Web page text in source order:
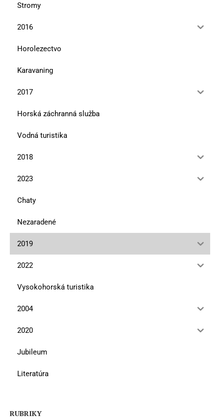
Stromy
2016
Horolezectvo
Karavaning
2017
Horská záchranná služba
Vodná turistika
2018
2023
Chaty
Nezaradené
2019
2022
Vysokohorská turistika
2004
2020
Jubileum
Literatúra
RUBRIKY